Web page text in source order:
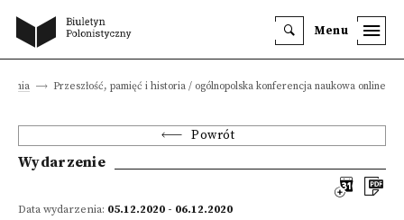
Menu
Przeszłość, pamięć i historia / ogólnopolska konferencja naukowa online
Powrót
Wydarzenie
Data wydarzenia: 05.12.2020 - 06.12.2020